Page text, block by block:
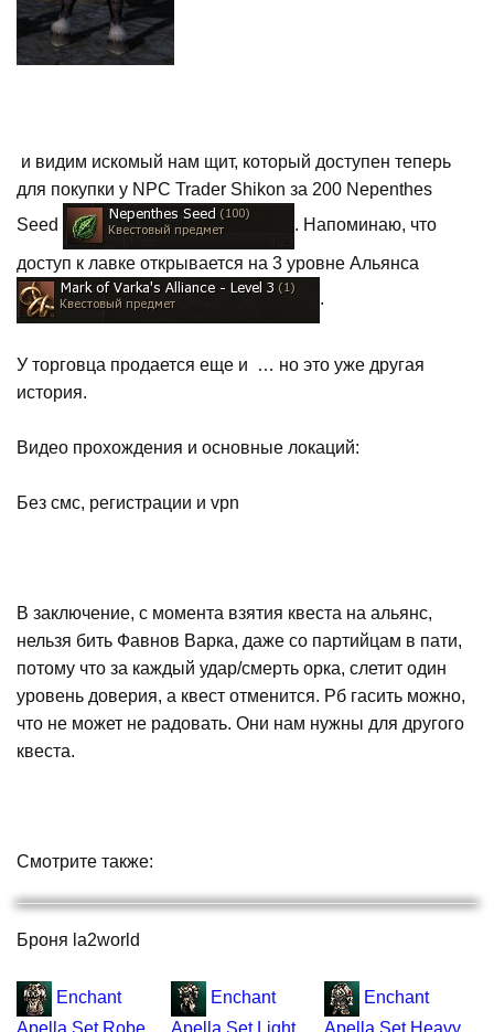
и видим искомый нам щит, который доступен теперь
для покупки у NPC Trader Shikon за 200 Nepenthes
Seed
. Напоминаю, что
доступ к лавке открывается на 3 уровне Альянса
.
У торговца продается еще и … но это уже другая
история.
Видео прохождения и основные локаций:
Без смс, регистрации и vpn
В заключение, с момента взятия квеста на альянс,
нельзя бить Фавнов Варка, даже со партийцам в пати,
потому что за каждый удар/смерть орка, слетит один
уровень доверия, а квест отменится. Рб гасить можно,
что не может не радовать. Они нам нужны для другого
квеста.
Смотрите также:
Броня la2world
Enchant
Apеlla Set Robe
Enchant
Apеlla Set Light
Enchant
Apеlla Set Heavy